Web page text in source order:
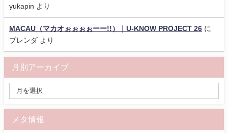
yukapin より
MACAU（マカオぉぉぉぉーー!!）｜U-KNOW PROJECT 26 に
ブレンダ より
月別アーカイブ
メタ情報